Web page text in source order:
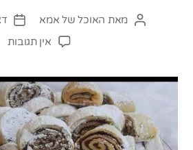
המחבר
מאת האוכל של אמא
אין תגובותעל